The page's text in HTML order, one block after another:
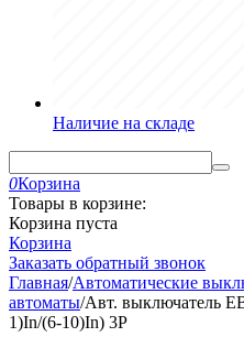
Наличие на складе
0Корзина
Товары в корзине:
Корзина пуста
Корзина
Заказать обратный звонок
Главная/Автоматические
автоматы/Авт. выключатель
1)In/(6-10)In) 3P